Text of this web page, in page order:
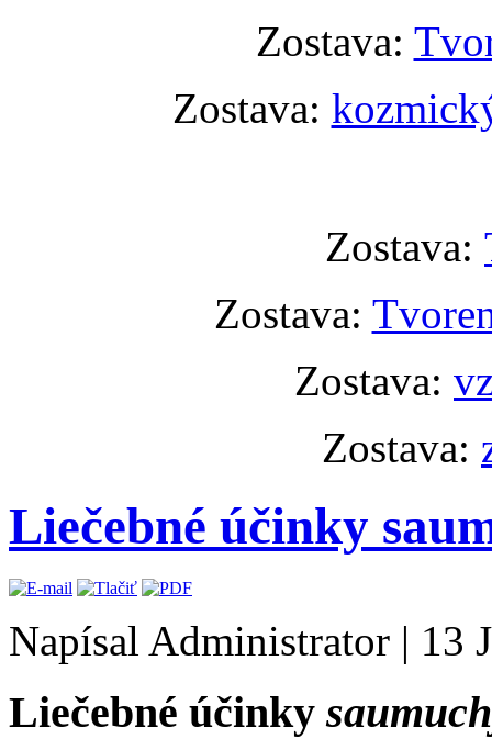
Zostava:
Zostava:
Zostava:
Zostava:
Zostava:
Zostava:
Liečebné účinky
Napísal Administrator | 13
Liečebné účinky